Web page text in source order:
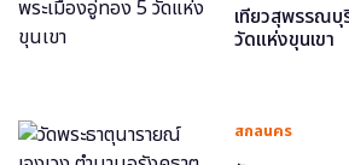
เที่ยวสุพรรณบุ
วัดแห่งขุนเขา
สกลนคร